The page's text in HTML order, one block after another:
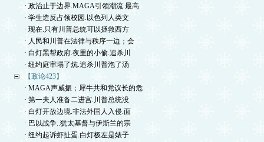
· 政治止于边界.MAGA引领潮流.最高
· 学生造反占领校园.以色列人类文
· 现在.只有川普总统可以拯救西方
· 人民和川普在法律与秩序一边；会
· 白灯黑帮政府.夜里的小偷.追杀川
· 纽约庭审塌了炕.追杀川普泡了汤
【政论423】
· MAGA声威振；犀牛共和党议长的危
· 第一夫人准备二进宫.川普总统没
· 白灯开放边境.非法外国人入侵.面
· 巴以战争..犹太基督与伊斯兰的宗
· 纽约起诉虾扯蛋.白灯极左是婊子